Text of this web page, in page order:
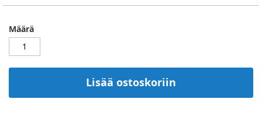
Määrä
Lisää ostoskoriin